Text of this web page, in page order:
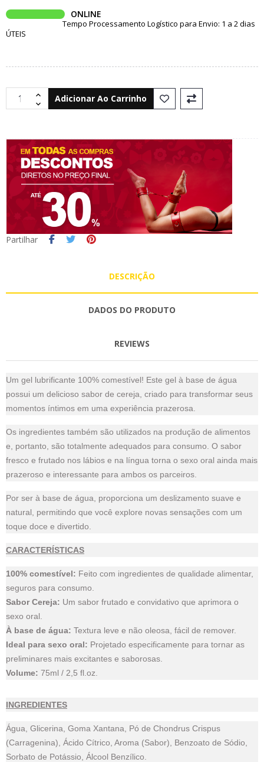
ONLINE
Tempo Processamento Logístico para Envio: 1 a 2 dias
ÚTEIS
Adicionar Ao Carrinho
Partilhar
DESCRIÇÃO
DADOS DO PRODUTO
REVIEWS
Um gel lubrificante 100% comestível! Este gel à base de água
possui um delicioso sabor de cereja, criado para transformar seus
momentos íntimos em uma experiência prazerosa.
Os ingredientes também são utilizados na produção de alimentos
e, portanto, são totalmente adequados para consumo. O sabor
fresco e frutado nos lábios e na língua torna o sexo oral ainda mais
prazeroso e interessante para ambos os parceiros.
Por ser à base de água, proporciona um deslizamento suave e
natural, permitindo que você explore novas sensações com um
toque doce e divertido.
CARACTERÍSTICAS
100% comestível: Feito com ingredientes de qualidade alimentar,
seguros para consumo.
Sabor Cereja: Um sabor frutado e convidativo que aprimora o
sexo oral.
À base de água: Textura leve e não oleosa, fácil de remover.
Ideal para sexo oral: Projetado especificamente para tornar as
preliminares mais excitantes e saborosas.
Volume: 75ml / 2,5 fl.oz.
INGREDIENTES
Água, Glicerina, Goma Xantana, Pó de Chondrus Crispus
(Carragenina), Ácido Cítrico, Aroma (Sabor), Benzoato de Sódio,
Sorbato de Potássio, Álcool Benzílico.